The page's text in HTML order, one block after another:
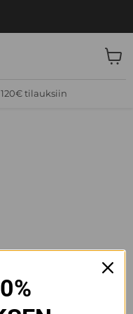
tilauksiin
EI LÖYTYNYT